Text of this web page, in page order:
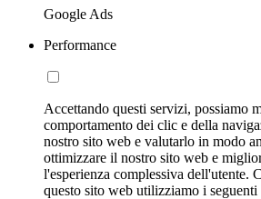
Google Ads
Performance
Accettando questi servizi, possiamo
comportamento dei clic e della
nostro sito web e valutarlo in modo
ottimizzare il nostro sito web e
l'esperienza complessiva dell'utente.
questo sito web utilizziamo i